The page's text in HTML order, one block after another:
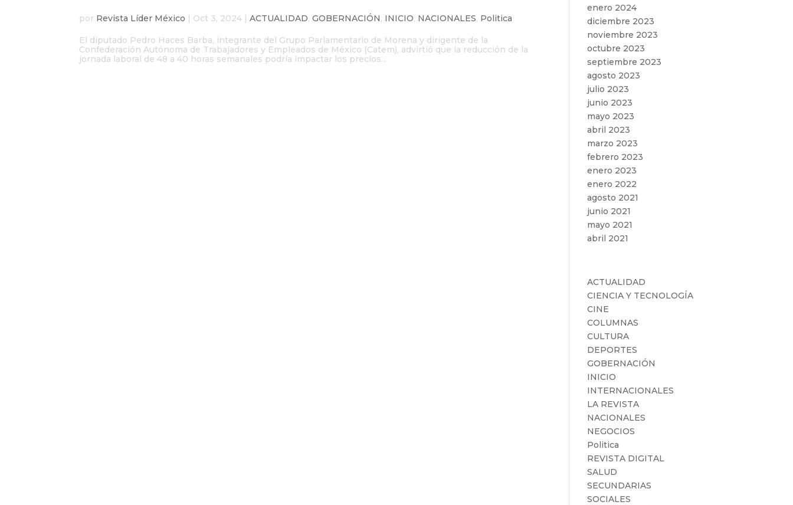
por Revista Líder México | Oct 3, 2024 |ACTUALIDAD,GOBERNACIÓN, INICIO, NACIONALES, Politica
El diputado Pedro Haces Barba, integrante del Grupo Parlamentario de Morena y dirigente de la
Confederación Autónoma de Trabajadores y Empleados de México (Catem), advirtió que la reducción de la
jornada laboral de 48 a 40 horas semanales podría impactar los precios...
enero 2024
diciembre 2023
noviembre 2023
octubre 2023
septiembre 2023
agosto 2023
julio 2023
junio 2023
mayo 2023
abril 2023
marzo 2023
febrero 2023
enero 2023
enero 2022
agosto 2021
junio 2021
mayo 2021
abril 2021
ACTUALIDAD
CIENCIA Y TECNOLOGÍA
CINE
COLUMNAS
CULTURA
DEPORTES
GOBERNACIÓN
INICIO
INTERNACIONALES
LA REVISTA
NACIONALES
NEGOCIOS
Politica
REVISTA DIGITAL
SALUD
SECUNDARIAS
SOCIALES